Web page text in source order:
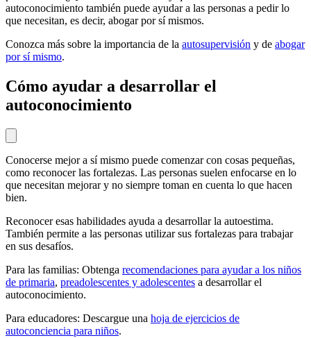
autoconocimiento también puede ayudar a las personas a pedir lo
que necesitan, es decir, abogar por sí mismos.
Conozca más sobre la importancia de la autosupervisión y de abogar
por sí mismo.
Cómo ayudar a desarrollar el
autoconocimiento
Conocerse mejor a sí mismo puede comenzar con cosas pequeñas,
como reconocer las fortalezas. Las personas suelen enfocarse en lo
que necesitan mejorar y no siempre toman en cuenta lo que hacen
bien.
Reconocer esas habilidades ayuda a desarrollar la autoestima.
También permite a las personas utilizar sus fortalezas para trabajar
en sus desafíos.
Para las familias: Obtenga recomendaciones para ayudar a los niños
de primaria, preadolescentes y adolescentes a desarrollar el
autoconocimiento.
Para educadores: Descargue una hoja de ejercicios de
autoconciencia para niños.